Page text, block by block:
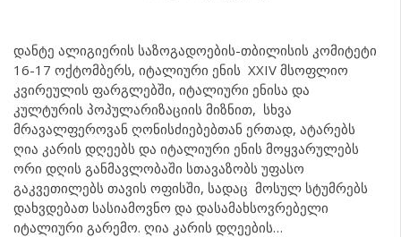
დანტე ალიგიერის საზოგადოების-თბილისის კომიტეტი
16-17 ოქტომბერს, იტალიური ენის XXIV მსოფლიო
კვირეულის ფარგლებში, იტალიური ენისა და
კულტურის პოპულარიზაციის მიზნით, სხვა
მრავალფეროვან ღონისძიებებთან ერთად, ატარებს
ღია კარის დღეებს და იტალიური ენის მოყვარულებს
ორი დღის განმავლობაში სთავაზობს უფასო
გაკვეთილებს თავის ოფისში, სადაც მოსულ სტუმრებს
დახვდებათ სასიამოვნო და დასამახსოვრებელი
იტალიური გარემო. ღია კარის დღეების…